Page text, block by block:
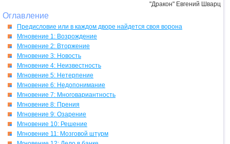
"Дракон" Евгений Шварц
Оглавление
Предисловие или в каждом дворе найдется своя ворона
Мгновение 1: Возрождение
Мгновение 2: Вторжение
Мгновение 3: Новость
Мгновение 4: Неизвестность
Мгновение 5: Нетерпение
Мгновение 6: Недопонимание
Мгновение 7: Многовариантность
Мгновение 8: Прения
Мгновение 9: Озарение
Мгновение 10: Решение
Мгновение 11: Мозговой штурм